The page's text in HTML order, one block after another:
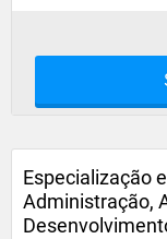
Especialização
Administração,